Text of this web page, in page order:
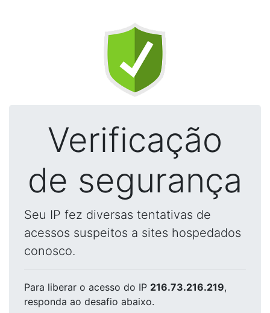
Verificação
de segurança
Seu IP fez diversas tentativas de
acessos suspeitos a sites hospedados
conosco.
Para liberar o acesso do IP 216.73.216.219,
responda ao desafio abaixo.